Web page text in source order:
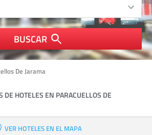
BUSCAR
De Jarama
DE HOTELES EN PARACUELLOS DE
VER HOTELES EN EL MAPA